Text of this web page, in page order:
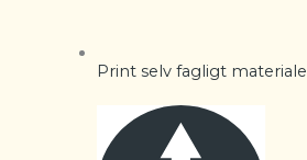
Print selv fagligt materiale